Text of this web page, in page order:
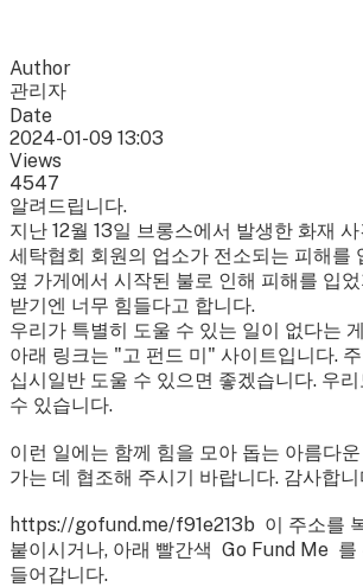
Author
관리자
Date
2024-01-09 13:03
Views
4547
알려드립니다.
지난 12월 13일 브롱스에서 발생한 화재
세탁협회 회원의 업소가 전소되는 피해를
옆 가게에서 시작된 불로 인해 피해를 입
받기엔 너무 힘들다고 합니다.
우리가 특별히 도울 수 있는 일이 없다는
아래 링크는 "고 펀드 미" 사이트입니다.
십시일반 도울 수 있으면 좋겠습니다. 우
수 있습니다.
이런 일에는 함께 힘을 모아 돕는 아름다
가는 데 협조해 주시기 바랍니다. 감사합니
https://gofund.me/f91e213b 이 주소를
붙이시거나, 아래 빨간색 Go Fund Me 를
들어갑니다.